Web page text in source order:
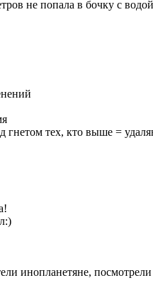
не попала в бочку с
гнетом тех, кто выше =
инопланетяне,